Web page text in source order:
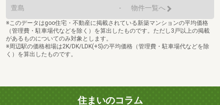
萱島 - 物件一覧へ
※このデータはgoo住宅・不動産に掲載されている新築マンションの平均価格
（管理費・駐車場代などを除く）を算出したものです。ただし3戸以上の掲載
があるものについてのみ対象とします。
※周辺駅の価格相場は2K/DK/LDK(+S)の平均価格（管理費・駐車場代などを除
く）を算出したものです。
住まいのコラム